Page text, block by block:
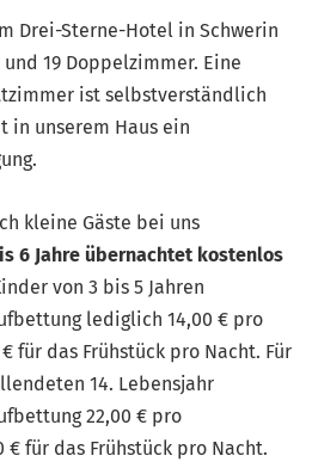
Drei-Sterne-Hotel in Schwerin
19 Doppelzimmer. Eine
ist selbstverständlich
in unserem Haus ein
kleine Gäste bei uns
6 Jahre übernachtet kostenlos
von 3 bis 5 Jahren
lediglich 14,00 € pro
für das Frühstück pro Nacht. Für
14. Lebensjahr
22,00 € pro
€ für das Frühstück pro Nacht.